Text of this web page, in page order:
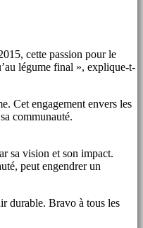
cette passion pour le
légume final », explique-t-
Cet engagement envers les
communauté.
sa vision et son impact.
peut engendrer un
durable. Bravo à tous les